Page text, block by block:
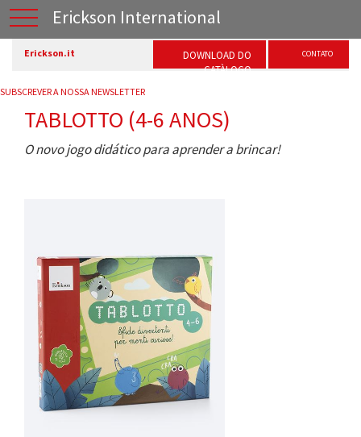
Erickson International
Erickson.it
DOWNLOAD DO
CATÀLOGO
CONTATO
SUBSCREVER A NOSSA NEWSLETTER
TABLOTTO (4-6 ANOS)
O novo jogo didático para aprender a brincar!